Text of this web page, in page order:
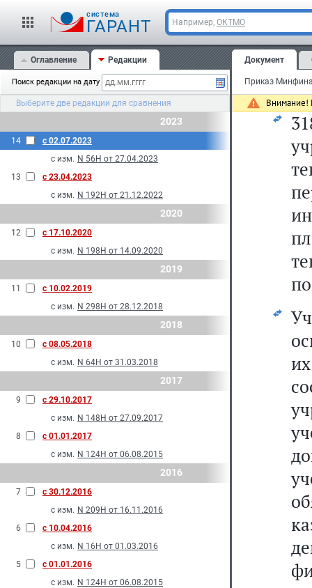
cистема
ГАРАНТ Например, ОКТМО
Оглавление Редакции
Поиск редакции на дату
Выберите две редакции для сравнения
2023
14
с 02.07.2023
с изм. N 56Н от 27.04.2023
13
с 23.04.2023
с изм. N 192Н от 21.12.2022
2020
12
с 17.10.2020
с изм. N 198Н от 14.09.2020
2019
11
с 10.02.2019
с изм. N 298Н от 28.12.2018
2018
10
с 08.05.2018
с изм. N 64Н от 31.03.2018
2017
9
с 29.10.2017
с изм. N 148Н от 27.09.2017
8
с 01.01.2017
с изм. N 124Н от 06.08.2015
2016
7
с 30.12.2016
с изм. N 209Н от 16.11.2016
6
с 10.04.2016
с изм. N 16Н от 01.03.2016
5
с 01.01.2016
с изм. N 124Н от 06.08.2015
Документ
Внимание!